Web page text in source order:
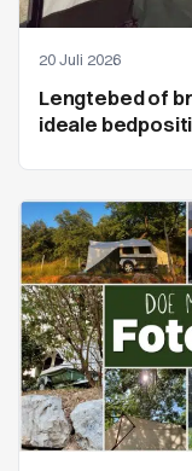
20 Juli 2026
Lengtebed of
ideale